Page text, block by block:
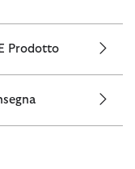
Prodotto